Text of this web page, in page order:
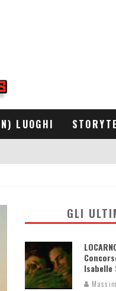
LUOGHI
GLI
Isabelle